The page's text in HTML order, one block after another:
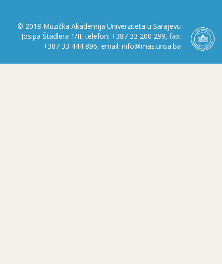
© 2018 Muzička Akademija Univerziteta u Sarajevu
Josipa Štadlera 1/II, telefon: +387 33 200 299, fax:
+387 33 444 896, email: info@mas.unsa.ba